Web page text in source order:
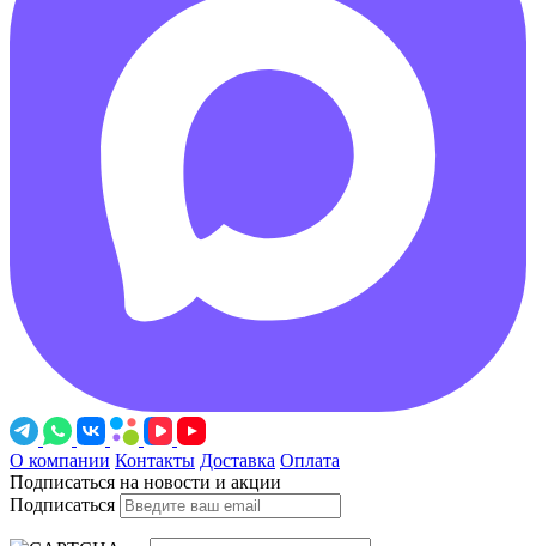
О компании Контакты Доставка Оплата
Подписаться на новости и акции
Подписаться